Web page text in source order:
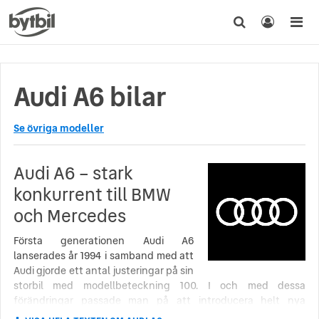
Audi A6 bilar
Se övriga modeller
Audi A6 – stark
konkurrent till BMW
och Mercedes
Första generationen Audi A6
lanserades år 1994 i samband med att
Audi gjorde ett antal justeringar på sin
storbil med modellbeteckning 100. I och med dessa
förändringar passade man på att introducera helt nya
beteckningar och Audi 100 blev då Audi A6. År 2011 var det